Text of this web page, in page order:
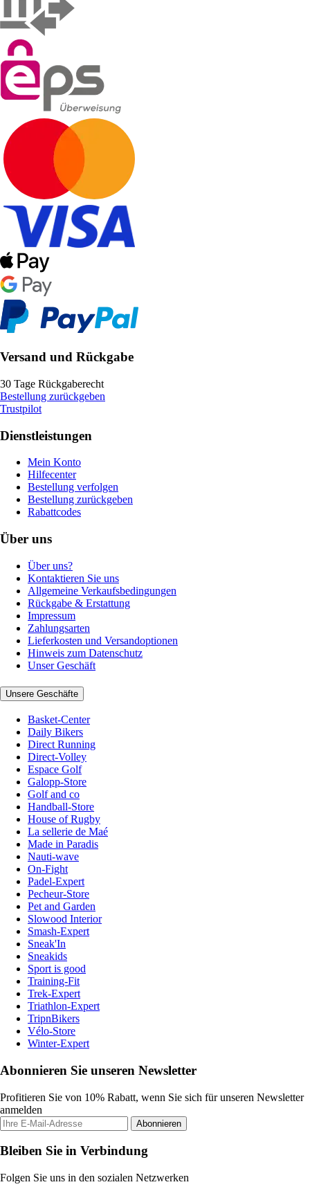
Versand und Rückgabe
30 Tage Rückgaberecht
Bestellung zurückgeben
Trustpilot
Dienstleistungen
Mein Konto
Hilfecenter
Bestellung verfolgen
Bestellung zurückgeben
Rabattcodes
Über uns
Über uns?
Kontaktieren Sie uns
Allgemeine Verkaufsbedingungen
Rückgabe & Erstattung
Impressum
Zahlungsarten
Lieferkosten und Versandoptionen
Hinweis zum Datenschutz
Unser Geschäft
Unsere Geschäfte
Basket-Center
Daily Bikers
Direct Running
Direct-Volley
Espace Golf
Galopp-Store
Golf and co
Handball-Store
House of Rugby
La sellerie de Maé
Made in Paradis
Nauti-wave
On-Fight
Padel-Expert
Pecheur-Store
Pet and Garden
Slowood Interior
Smash-Expert
Sneak'In
Sneakids
Sport is good
Training-Fit
Trek-Expert
Triathlon-Expert
TripnBikers
Vélo-Store
Winter-Expert
Abonnieren Sie unseren Newsletter
Profitieren Sie von 10% Rabatt, wenn Sie sich für unseren Newsletter
anmelden
Abonnieren
Bleiben Sie in Verbindung
Folgen Sie uns in den sozialen Netzwerken